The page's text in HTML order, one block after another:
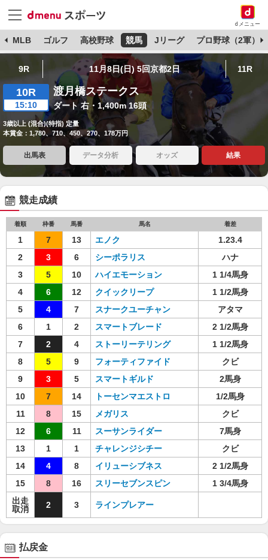
dメニュー
MLB ゴルフ 高校野球 競馬 Jリーグ プロ野球（2軍）
9R 11月8日(日) 5回京都2日 11R
10R
15:10
渡月橋ステークス
ダート 右・1,400m 16頭
3歳以上 (混合)(特指) 定量
本賞金：1,780、710、450、270、178万円
出馬表 データ分析 オッズ 結果
競走成績
着順 枠番 馬番 馬名 着差
1 7 13 エノク
1.23.4
2
3 6 シーポラリス
ハナ
3
5 10 ハイエモーション
1 1/4馬身
4
6 12 クイックリープ
1 1/2馬身
5
4 7 スナークユーチャン
アタマ
6
1 2 スマートブレード
2 1/2馬身
7
2 4 ストーリーテリング
1 1/2馬身
8
5 9 フォーティファイド
クビ
9
3 5 スマートギルド
2馬身
10
7 14 トーセンマエストロ
1/2馬身
11
8 15 メガリス
クビ
12
6 11 スーサンライダー
7馬身
13
1 1 チャレンジシチー
クビ
14
4 8 イリューシブネス
2 1/2馬身
15
8 16 スリーセブンスピン
1 3/4馬身
出走
取消
2 3 ラインプレアー
払戻金